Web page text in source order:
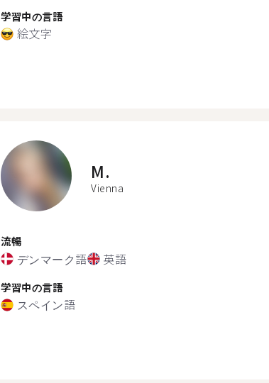
学習中の言語
絵文字
M.
Vienna
流暢
デンマーク語 英語
学習中の言語
スペイン語